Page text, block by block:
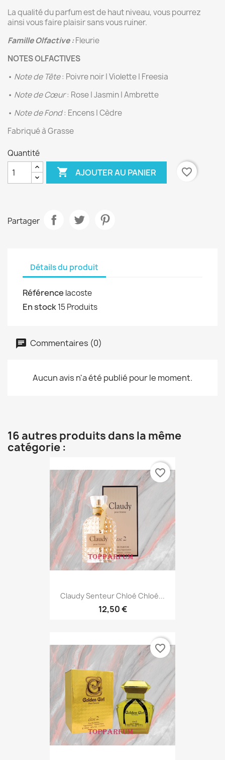
La qualité du parfum est de haut niveau, vous pourrez
ainsi vous faire plaisir sans vous ruiner.
Famille Olfactive :Fleurie
NOTES OLFACTIVES
• Note de Tête: Poivre noir | Violette | Freesia
• Note de Cœur: Rose | Jasmin | Ambrette
• Note de Fond: Encens | Cèdre
Fabriqué à Grasse
Quantité
 AJOUTER AU PANIER favorite_border
Partager
Détails du produit
Référence lacoste
En stock15 Produits
Commentaires (0)
Aucun avis n'a été publié pour le moment.
16 autres produits dans la même
catégorie :
Claudy Senteur Chloé Chloé...
12,50 €
favorite_border
favorite_border